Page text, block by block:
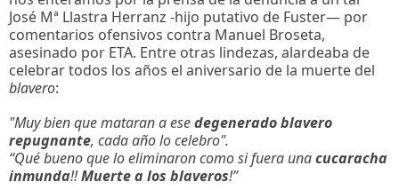
José Mª Llastra Herranz -hijo putativo de Fuster— por
comentarios ofensivos contra Manuel Broseta,
asesinado por ETA. Entre otras lindezas, alardeaba de
celebrar todos los años el aniversario de la muerte del
blavero:
"Muy bien que mataran a esedegenerado blavero
repugnante, cada año lo celebro".
“Qué bueno que lo eliminaron como si fuera unacucaracha
inmunda!!Muerte a los blaveros!”